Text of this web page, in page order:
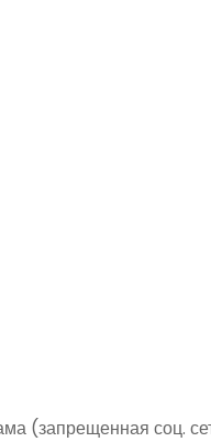
(запрещенная соц.